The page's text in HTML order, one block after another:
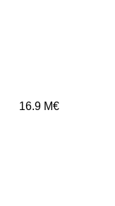
16.9 M€